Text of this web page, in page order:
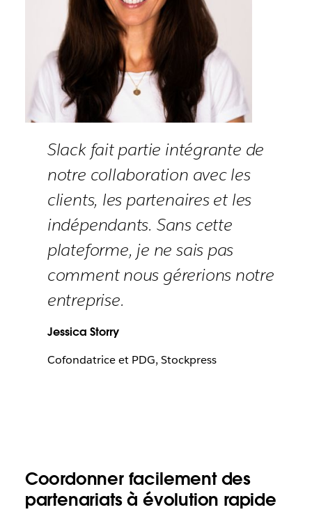
Slack fait partie intégrante de
notre collaboration avec les
clients, les partenaires et les
indépendants. Sans cette
plateforme, je ne sais pas
comment nous gérerions notre
entreprise.
Jessica Storry
Cofondatrice et PDG, Stockpress
Coordonner facilement des
partenariats à évolution rapide